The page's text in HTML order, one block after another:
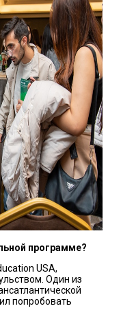
программе?
USA,
Один из
попробовать